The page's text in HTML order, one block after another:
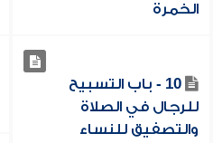
الخمرة
10 - باب التسبيح
للرجال في الصلاة
والتصفيق للنساء